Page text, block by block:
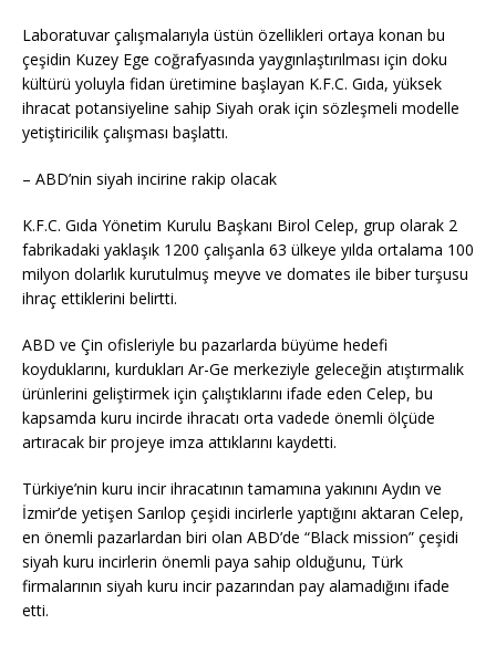
Laboratuvar çalışmalarıyla üstün özellikleri ortaya konan bu
çeşidin Kuzey Ege coğrafyasında yaygınlaştırılması için doku
kültürü yoluyla fidan üretimine başlayan K.F.C. Gıda, yüksek
ihracat potansiyeline sahip Siyah orak için sözleşmeli modelle
yetiştiricilik çalışması başlattı.
– ABD’nin siyah incirine rakip olacak
K.F.C. Gıda Yönetim Kurulu Başkanı Birol Celep, grup olarak 2
fabrikadaki yaklaşık 1200 çalışanla 63 ülkeye yılda ortalama 100
milyon dolarlık kurutulmuş meyve ve domates ile biber turşusu
ihraç ettiklerini belirtti.
ABD ve Çin ofisleriyle bu pazarlarda büyüme hedefi
koyduklarını, kurdukları Ar-Ge merkeziyle geleceğin atıştırmalık
ürünlerini geliştirmek için çalıştıklarını ifade eden Celep, bu
kapsamda kuru incirde ihracatı orta vadede önemli ölçüde
artıracak bir projeye imza attıklarını kaydetti.
Türkiye’nin kuru incir ihracatının tamamına yakınını Aydın ve
İzmir’de yetişen Sarılop çeşidi incirlerle yaptığını aktaran Celep,
en önemli pazarlardan biri olan ABD’de “Black mission” çeşidi
siyah kuru incirlerin önemli paya sahip olduğunu, Türk
firmalarının siyah kuru incir pazarından pay alamadığını ifade
etti.